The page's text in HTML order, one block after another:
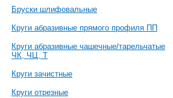
Бруски шлифовальные
Круги абразивные прямого профиля ПП
Круги абразивные чашечные/тарельчатые
ЧК, ЧЦ, Т
Круги зачистные
Круги отрезные